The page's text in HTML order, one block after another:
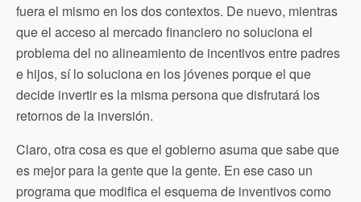
fuera el mismo en los dos contextos. De nuevo, mientras
que el acceso al mercado financiero no soluciona el
problema del no alineamiento de incentivos entre padres
e hijos, sí lo soluciona en los jóvenes porque el que
decide invertir es la misma persona que disfrutará los
retornos de la inversión.
Claro, otra cosa es que el gobierno asuma que sabe que
es mejor para la gente que la gente. En ese caso un
programa que modifica el esquema de inventivos como